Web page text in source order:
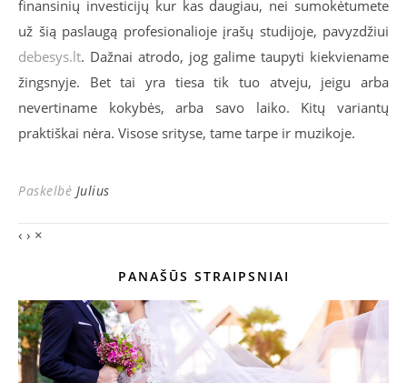
finansinių investicijų kur kas daugiau, nei sumokėtumete
už šią paslaugą profesionalioje įrašų studijoje, pavyzdžiui
debesys.lt. Dažnai atrodo, jog galime taupyti kiekviename
žingsnyje. Bet tai yra tiesa tik tuo atveju, jeigu arba
nevertiname kokybės, arba savo laiko. Kitų variantų
praktiškai nėra. Visose srityse, tame tarpe ir muzikoje.
Paskelbė Julius
‹ › ×
PANAŠŪS STRAIPSNIAI